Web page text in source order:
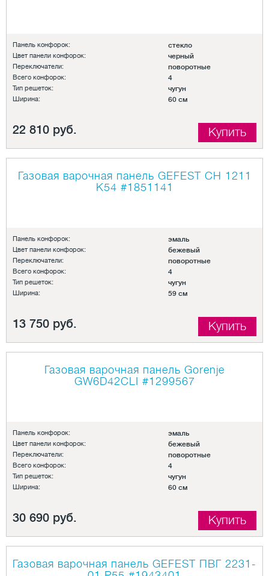
Панель конфорок: стекло
Цвет панели конфорок: черный
Переключатели: поворотные
Всего конфорок: 4
Тип решеток: чугун
Ширина: 60 см
22 810 руб. Купить
Газовая варочная панель GEFEST СН 1211
К54 #1851141
Панель конфорок: эмаль
Цвет панели конфорок: бежевый
Переключатели: поворотные
Всего конфорок: 4
Тип решеток: чугун
Ширина: 59 см
13 750 руб. Купить
Газовая варочная панель Gorenje
GW6D42CLI #1299567
Панель конфорок: эмаль
Цвет панели конфорок: бежевый
Переключатели: поворотные
Всего конфорок: 4
Тип решеток: чугун
Ширина: 60 см
30 690 руб. Купить
Газовая варочная панель GEFEST ПВГ 2231-